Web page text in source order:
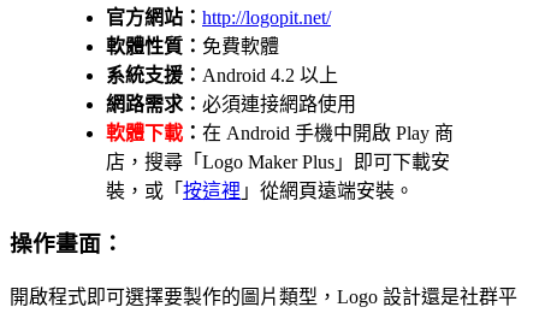
官方網站： http://logopit.net/
軟體性質： 免費軟體
系統支援： Android 4.2 以上
網路需求： 必須連接網路使用
軟體下載 ： 在 Android 手機中開啟 Play 商
店，搜尋「Logo Maker Plus」即可下載安
裝，或「 按這裡 」從網頁遠端安裝。
操作畫面：
開啟程式即可選擇要製作的圖片類型，Logo 設計還是社群平